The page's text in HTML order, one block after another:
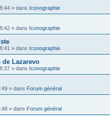
» dans Iconographie
» dans Iconographie
» dans Iconographie
Lazarevo
» dans Iconographie
» dans Forum général
» dans Forum général